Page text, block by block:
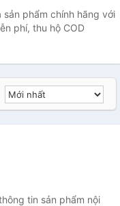
sản phẩm chính hãng với
phí, thu hộ COD
tin sản phẩm nội